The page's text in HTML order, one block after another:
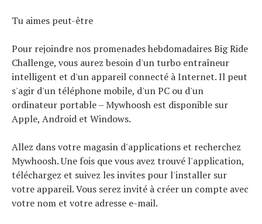
Tu aimes peut-être
Pour rejoindre nos promenades hebdomadaires Big Ride
Challenge, vous aurez besoin d'un turbo entraîneur
intelligent et d'un appareil connecté à Internet. Il peut
s'agir d'un téléphone mobile, d'un PC ou d'un
ordinateur portable – Mywhoosh est disponible sur
Apple, Android et Windows.
Allez dans votre magasin d'applications et recherchez
Mywhoosh. Une fois que vous avez trouvé l'application,
téléchargez et suivez les invites pour l'installer sur
votre appareil. Vous serez invité à créer un compte avec
votre nom et votre adresse e-mail.